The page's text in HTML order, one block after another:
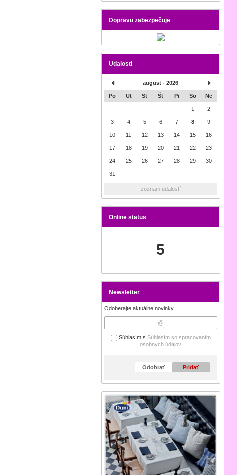
Dopravu zabezpečuje
Udalosti
august - 2026
Po Ut St Št Pi So Ne
1 2
3 4 5 6 7 8 9
10 11 12 13 14 15 16
17 18 19 20 21 22 23
24 25 26 27 28 29 30
31
zoznam udalostí
Online status
5
Newsletter
Odoberajte aktuálne novinky
Súhlasím s Súhlasím so spracovaním
osobných údajov
Odobrať Pridať